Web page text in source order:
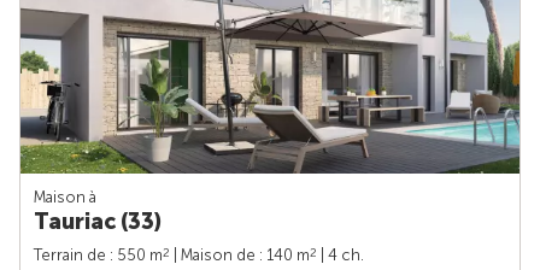
Maison à
Tauriac (33)
Terrain de : 550 m2 | Maison de : 140 m2
| 4 ch.